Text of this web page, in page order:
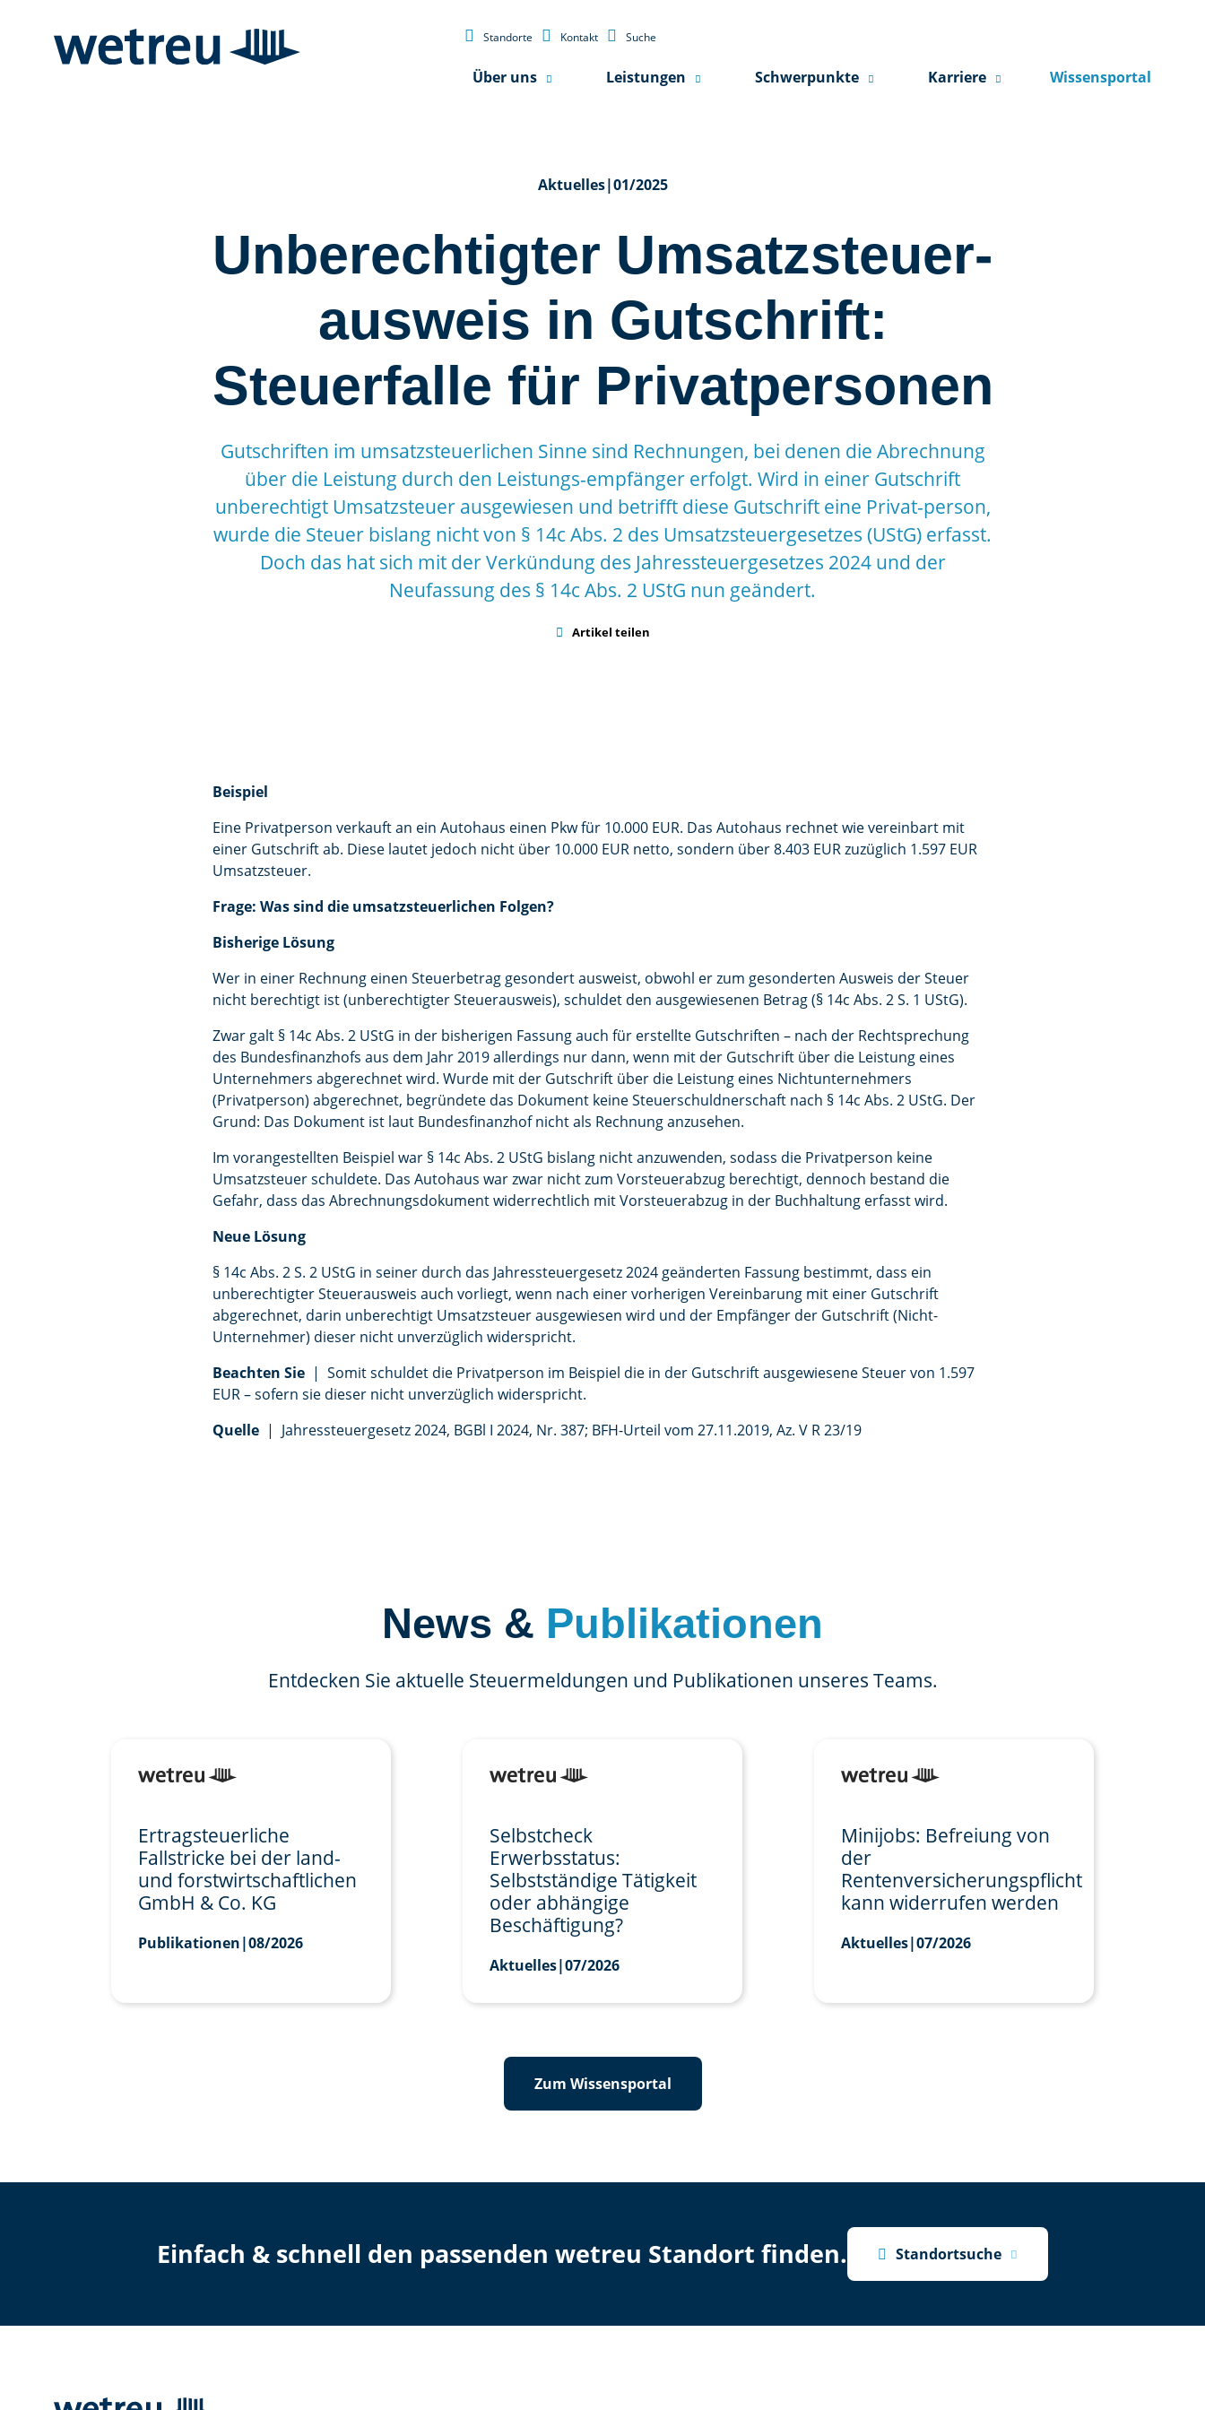
 Standorte  Kontakt  Suche
Über uns Leistungen Schwerpunkte Karriere Wissensportal
Aktuelles|01/2025
Unberechtigter Umsatz­steuer­
ausweis in Gutschrift:
Steuerfalle für Privat­personen
Gutschriften im umsatzsteuerlichen Sinne sind Rechnungen, bei denen die Abrechnung
über die Leistung durch den Leistungs-empfänger erfolgt. Wird in einer Gutschrift
unberechtigt Umsatzsteuer ausgewiesen und betrifft diese Gutschrift eine Privat-person,
wurde die Steuer bislang nicht von § 14c Abs. 2 des Umsatzsteuergesetzes (UStG) erfasst.
Doch das hat sich mit der Verkündung des Jahressteuergesetzes 2024 und der
Neufassung des § 14c Abs. 2 UStG nun geändert.
 Artikel teilen
Beispiel
Eine Privatperson verkauft an ein Autohaus einen Pkw für 10.000 EUR. Das Autohaus rechnet wie vereinbart mit
einer Gutschrift ab. Diese lautet jedoch nicht über 10.000 EUR netto, sondern über 8.403 EUR zuzüglich 1.597 EUR
Umsatzsteuer.
Frage: Was sind die umsatzsteuerlichen Folgen?
Bisherige Lösung
Wer in einer Rechnung einen Steuerbetrag gesondert ausweist, obwohl er zum gesonderten Ausweis der Steuer
nicht berechtigt ist (unberechtigter Steuerausweis), schuldet den ausgewiesenen Betrag (§ 14c Abs. 2 S. 1 UStG).
Zwar galt § 14c Abs. 2 UStG in der bisherigen Fassung auch für erstellte Gutschriften – nach der Rechtsprechung
des Bundesfinanzhofs aus dem Jahr 2019 allerdings nur dann, wenn mit der Gutschrift über die Leistung eines
Unternehmers abgerechnet wird. Wurde mit der Gutschrift über die Leistung eines Nichtunternehmers
(Privatperson) abgerechnet, begründete das Dokument keine Steuerschuldnerschaft nach § 14c Abs. 2 UStG. Der
Grund: Das Dokument ist laut Bundesfinanzhof nicht als Rechnung anzusehen.
Im vorangestellten Beispiel war § 14c Abs. 2 UStG bislang nicht anzuwenden, sodass die Privatperson keine
Umsatzsteuer schuldete. Das Autohaus war zwar nicht zum Vorsteuerabzug berechtigt, dennoch bestand die
Gefahr, dass das Abrechnungsdokument widerrechtlich mit Vorsteuerabzug in der Buchhaltung erfasst wird.
Neue Lösung
§ 14c Abs. 2 S. 2 UStG in seiner durch das Jahressteuergesetz 2024 geänderten Fassung bestimmt, dass ein
unberechtigter Steuerausweis auch vorliegt, wenn nach einer vorherigen Vereinbarung mit einer Gutschrift
abgerechnet, darin unberechtigt Umsatzsteuer ausgewiesen wird und der Empfänger der Gutschrift (Nicht-
Unternehmer) dieser nicht unverzüglich widerspricht.
Beachten Sie | Somit schuldet die Privatperson im Beispiel die in der Gutschrift ausgewiesene Steuer von 1.597
EUR – sofern sie dieser nicht unverzüglich widerspricht.
Quelle | Jahressteuergesetz 2024, BGBl I 2024, Nr. 387; BFH-Urteil vom 27.11.2019, Az. V R 23/19
News & Publikationen
Entdecken Sie aktuelle Steuermeldungen und Publikationen unseres Teams.
Ertragsteuerliche
Fallstricke bei der land-
und forstwirtschaftlichen
GmbH & Co. KG
Publikationen|08/2026
Selbstcheck
Erwerbsstatus:
Selbstständige Tätigkeit
oder abhängige
Beschäftigung?
Aktuelles|07/2026
Minijobs: Befreiung von
der
Rentenversicherungspflicht
kann widerrufen werden
Aktuelles|07/2026
Zum Wissensportal
Einfach & schnell den passenden wetreu Standort finden.  Standortsuche